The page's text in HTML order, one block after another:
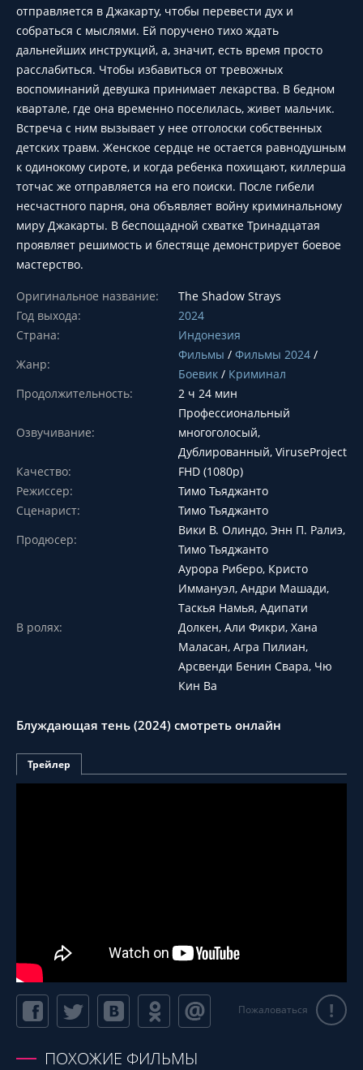
отправляется в Джакарту, чтобы перевести дух и
собраться с мыслями. Ей поручено тихо ждать
дальнейших инструкций, а, значит, есть время просто
расслабиться. Чтобы избавиться от тревожных
воспоминаний девушка принимает лекарства. В бедном
квартале, где она временно поселилась, живет мальчик.
Встреча с ним вызывает у нее отголоски собственных
детских травм. Женское сердце не остается равнодушным
к одинокому сироте, и когда ребенка похищают, киллерша
тотчас же отправляется на его поиски. После гибели
несчастного парня, она объявляет войну криминальному
миру Джакарты. В беспощадной схватке Тринадцатая
проявляет решимость и блестяще демонстрирует боевое
мастерство.
Оригинальное название:
The Shadow Strays
Год выхода:
2024
Страна:
Индонезия
Жанр:
Фильмы / Фильмы 2024 /
Боевик / Криминал
Продолжительность:
2 ч 24 мин
Озвучивание:
Профессиональный
многоголосый,
Дублированный, ViruseProject
Качество:
FHD (1080p)
Режиссер:
Тимо Тьяджанто
Сценарист:
Тимо Тьяджанто
Продюсер:
Вики В. Олиндо, Энн П. Ралиэ,
Тимо Тьяджанто
В ролях:
Аурора Риберо, Кристо
Иммануэл, Андри Машади,
Таскья Намья, Адипати
Долкен, Али Фикри, Хана
Маласан, Агра Пилиан,
Арсвенди Бенин Свара, Чю
Кин Ва
Блуждающая тень (2024) смотреть онлайн
Трейлер
Пожаловаться !
ПОХОЖИЕ ФИЛЬМЫ